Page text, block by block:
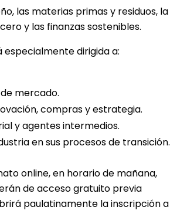
las materias primas y residuos, la
y las finanzas sostenibles.
especialmente dirigida a:
mercado.
compras y estrategia.
y agentes intermedios.
en sus procesos de transición.
online, en horario de mañana,
de acceso gratuito previa
paulatinamente la inscripción a